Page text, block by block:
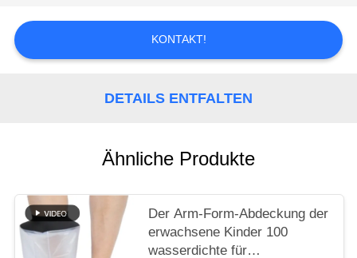
KONTAKT!
DETAILS ENTFALTEN
Ähnliche Produkte
Der Arm-Form-Abdeckung der
erwachsene Kinder 100
wasserdichte für